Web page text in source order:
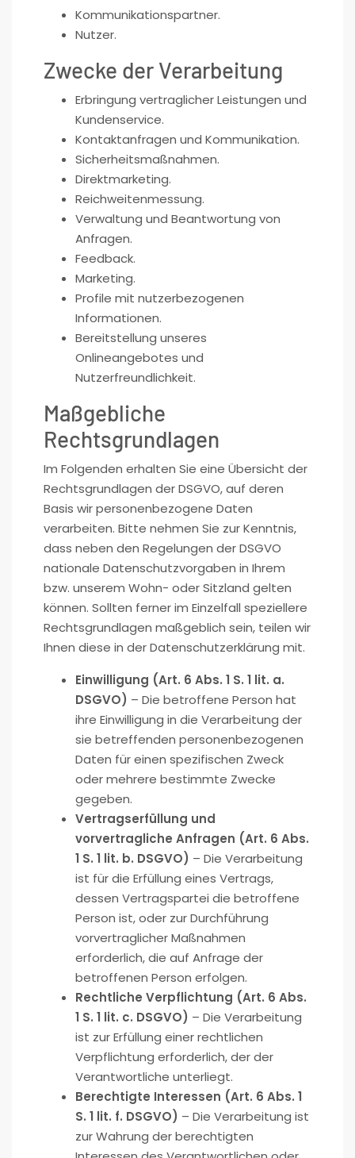
Kommunikationspartner.
Nutzer.
Zwecke der Verarbeitung
Erbringung vertraglicher Leistungen und
Kundenservice.
Kontaktanfragen und Kommunikation.
Sicherheitsmaßnahmen.
Direktmarketing.
Reichweitenmessung.
Verwaltung und Beantwortung von
Anfragen.
Feedback.
Marketing.
Profile mit nutzerbezogenen
Informationen.
Bereitstellung unseres
Onlineangebotes und
Nutzerfreundlichkeit.
Maßgebliche
Rechtsgrundlagen
Im Folgenden erhalten Sie eine Übersicht der
Rechtsgrundlagen der DSGVO, auf deren
Basis wir personenbezogene Daten
verarbeiten. Bitte nehmen Sie zur Kenntnis,
dass neben den Regelungen der DSGVO
nationale Datenschutzvorgaben in Ihrem
bzw. unserem Wohn- oder Sitzland gelten
können. Sollten ferner im Einzelfall speziellere
Rechtsgrundlagen maßgeblich sein, teilen wir
Ihnen diese in der Datenschutzerklärung mit.
Einwilligung (Art. 6 Abs. 1 S. 1 lit. a.
DSGVO) – Die betroffene Person hat
ihre Einwilligung in die Verarbeitung der
sie betreffenden personenbezogenen
Daten für einen spezifischen Zweck
oder mehrere bestimmte Zwecke
gegeben.
Vertragserfüllung und
vorvertragliche Anfragen (Art. 6 Abs.
1 S. 1 lit. b. DSGVO) – Die Verarbeitung
ist für die Erfüllung eines Vertrags,
dessen Vertragspartei die betroffene
Person ist, oder zur Durchführung
vorvertraglicher Maßnahmen
erforderlich, die auf Anfrage der
betroffenen Person erfolgen.
Rechtliche Verpflichtung (Art. 6 Abs.
1 S. 1 lit. c. DSGVO) – Die Verarbeitung
ist zur Erfüllung einer rechtlichen
Verpflichtung erforderlich, der der
Verantwortliche unterliegt.
Berechtigte Interessen (Art. 6 Abs. 1
S. 1 lit. f. DSGVO) – Die Verarbeitung ist
zur Wahrung der berechtigten